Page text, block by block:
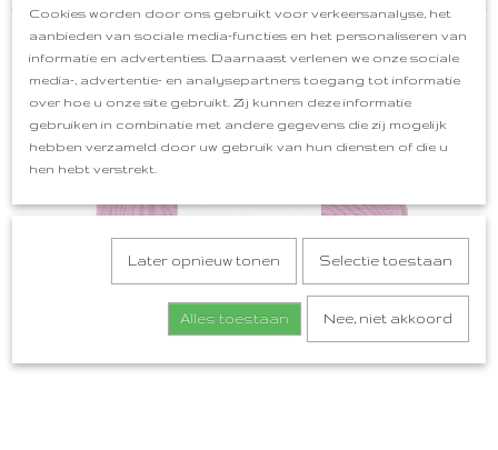
Cookies worden door ons gebruikt voor verkeersanalyse, het
aanbieden van sociale media-functies en het personaliseren van
informatie en advertenties. Daarnaast verlenen we onze sociale
media-, advertentie- en analysepartners toegang tot informatie
over hoe u onze site gebruikt. Zij kunnen deze informatie
gebruiken in combinatie met andere gegevens die zij mogelijk
hebben verzameld door uw gebruik van hun diensten of die u
hen hebt verstrekt.
Later opnieuw tonen Selectie toestaan
Alles toestaan Nee, niet akkoord